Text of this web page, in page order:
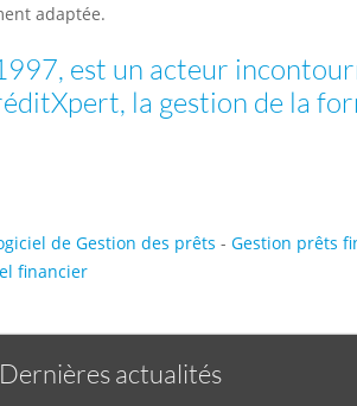
adaptée.
est un acteur
la gestion de la
de Gestion des prêts - Gestion prêts
financier
Dernières actualités